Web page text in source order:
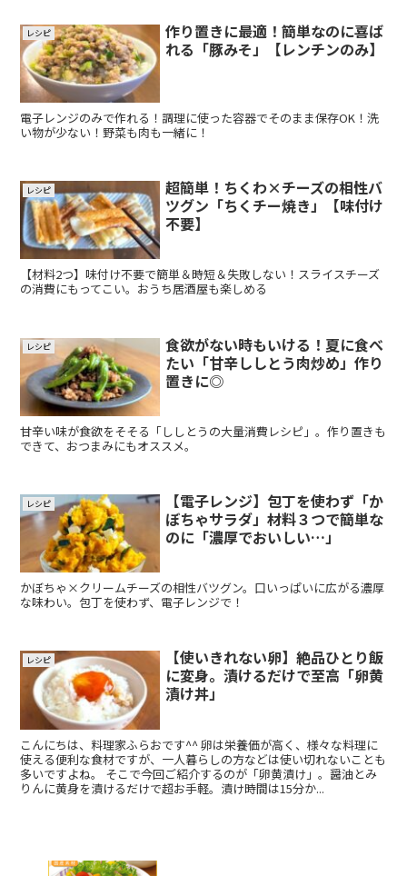
レシピ
作り置きに最適！簡単なのに喜ば
れる「豚みそ」【レンチンのみ】
電子レンジのみで作れる！調理に使った容器でそのまま保存OK！洗
い物が少ない！野菜も肉も一緒に！
レシピ
超簡単！ちくわ×チーズの相性バ
ツグン「ちくチー焼き」【味付け
不要】
【材料2つ】味付け不要で簡単＆時短＆失敗しない！スライスチーズ
の消費にもってこい。おうち居酒屋も楽しめる
レシピ
食欲がない時もいける！夏に食べ
たい「甘辛ししとう肉炒め」作り
置きに◎
甘辛い味が食欲をそそる「ししとうの大量消費レシピ」。作り置きも
できて、おつまみにもオススメ。
レシピ
【電子レンジ】包丁を使わず「か
ぼちゃサラダ」材料３つで簡単な
のに「濃厚でおいしい…」
かぼちゃ×クリームチーズの相性バツグン。口いっぱいに広がる濃厚
な味わい。包丁を使わず、電子レンジで！
レシピ
【使いきれない卵】絶品ひとり飯
に変身。漬けるだけで至高「卵黄
漬け丼」
こんにちは、料理家ふらおです^^ 卵は栄養価が高く、様々な料理に
使える便利な食材ですが、一人暮らしの方などは使い切れないことも
多いですよね。 そこで今回ご紹介するのが「卵黄漬け」。醤油とみ
りんに黄身を漬けるだけで超お手軽。漬け時間は15分か...